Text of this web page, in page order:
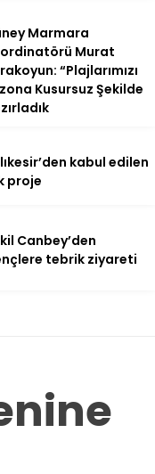
Marmara
Murat
“Plajlarımızı
Kusursuz Şekilde
kabul edilen
proje
Canbey’den
tebrik ziyareti